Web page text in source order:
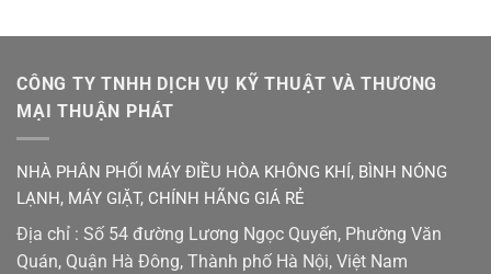
CÔNG TY TNHH DỊCH VỤ KỸ THUẬT VÀ THƯƠNG
MẠI THUẬN PHÁT
NHÀ PHÂN PHỐI MÁY ĐIỀU HÒA KHÔNG KHÍ, BÌNH NÓNG
LẠNH, MÁY GIẶT, CHÍNH HÃNG GIÁ RẺ
Địa chỉ : Số 54 đường Lương Ngọc Quyến, Phường Văn
Quán, Quận Hà Đông, Thành phố Hà Nội, Việt Nam